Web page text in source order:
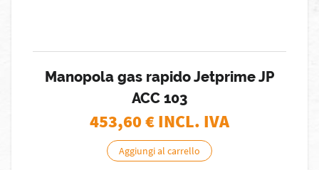
Manopola gas rapido Jetprime JP
ACC 103
453,60€ INCL. IVA
Aggiungi al carrello